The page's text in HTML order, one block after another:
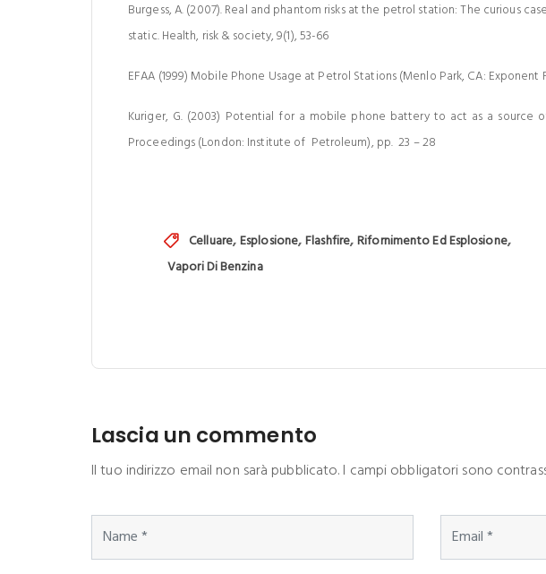
Burgess, A. (2007). Real and phantom risks at the petrol station: The curious
static. Health, risk & society, 9(1), 53-66
EFAA (1999) Mobile Phone Usage at Petrol Stations (Menlo Park, CA: Exponent
Kuriger, G. (2003) Potential for a mobile phone battery to act as a
Proceedings (London: Institute of Petroleum), pp. 23 – 28
Celluare,Esplosione,Flashfire,Rifornimento Ed Esplosione,
Vapori Di Benzina
Lascia un commento
Il tuo indirizzo email non sarà pubblicato. I campi obbligatori sono